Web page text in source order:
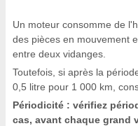
Un moteur consomme de
des pièces en mouvement
entre deux vidanges.
Toutefois, si après la
0,5 litre pour 1 000 km,
Périodicité : vérifiez
cas, avant chaque grand